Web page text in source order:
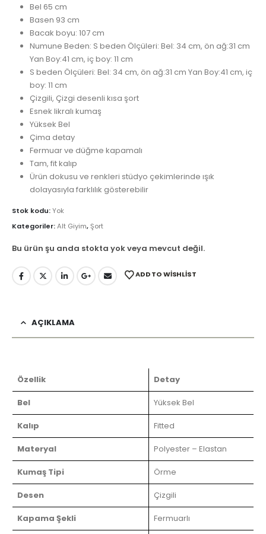
Bel 65 cm
Basen 93 cm
Bacak boyu: 107 cm
Numune Beden: S beden Ölçüleri: Bel: 34 cm, ön ağ:31 cm
Yan Boy:41 cm, iç boy: 11 cm
S beden Ölçüleri: Bel: 34 cm, ön ağ:31 cm Yan Boy:41 cm, iç
boy: 11 cm
Çizgili, Çizgi desenli kısa şort
Esnek likralı kumaş
Yüksek Bel
Çima detay
Fermuar ve düğme kapamalı
Tam, fit kalıp
Ürün dokusu ve renkleri stüdyo çekimlerinde ışık
dolayasıyla farklılık gösterebilir
Stok kodu:Yok
Kategoriler:Alt Giyim,Şort
Bu ürün şu anda stokta yok veya mevcut değil.
ADD TO WISHLIST
AÇIKLAMA
Özellik Detay
Bel Yüksek Bel
Kalıp Fitted
Materyal Polyester – Elastan
Kumaş Tipi Örme
Desen Çizgili
Kapama Şekli Fermuarlı